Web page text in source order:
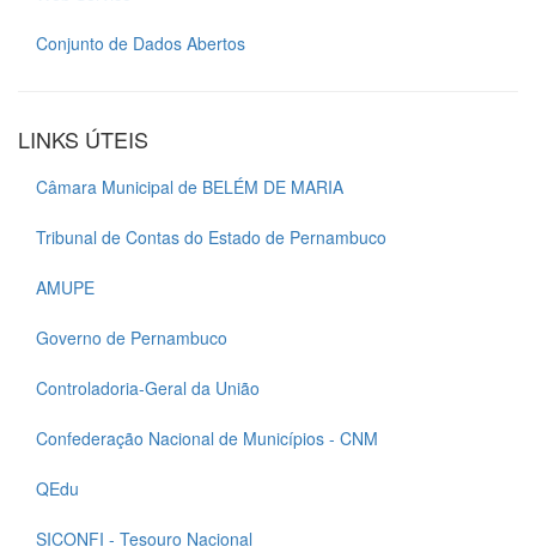
Conjunto de Dados Abertos
LINKS ÚTEIS
Câmara Municipal de BELÉM DE MARIA
Tribunal de Contas do Estado de Pernambuco
AMUPE
Governo de Pernambuco
Controladoria-Geral da União
Confederação Nacional de Municípios - CNM
QEdu
SICONFI - Tesouro Nacional